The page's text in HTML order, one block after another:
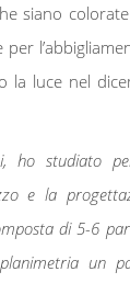
siano
la luce nel
ho studiato
e la
di 5-6
un